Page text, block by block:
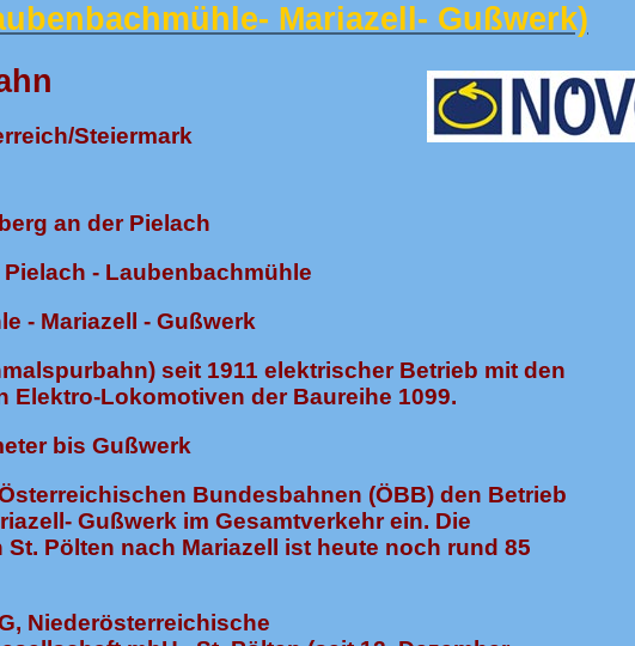
Mariazell- Gußwerk)
Steiermark
an der Pielach
- Laubenbachmühle
- Mariazell - Gußwerk
seit 1911 elektrischer Betrieb mit den
Elektro-Lokomotiven der Baureihe 1099.
bis Gußwerk
Bundesbahnen (ÖBB) den Betrieb
Gußwerk im Gesamtverkehr ein. Die
Pölten nach Mariazell ist heute noch rund 85
Niederösterreichische